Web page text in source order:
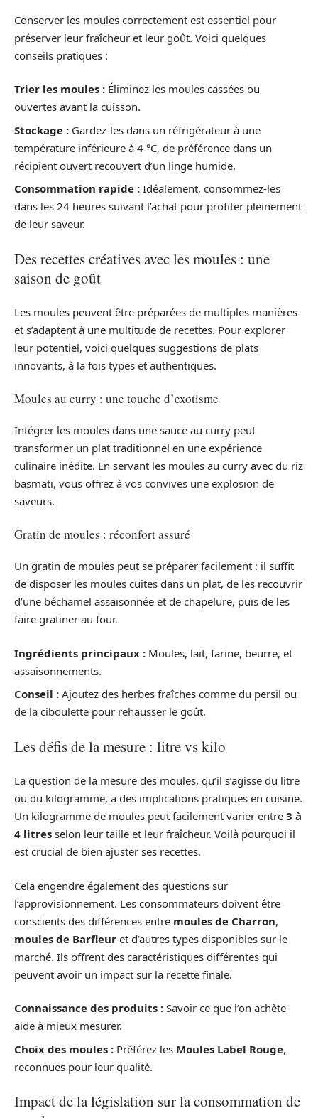
Conserver les moules correctement est essentiel pour
préserver leur fraîcheur et leur goût. Voici quelques
conseils pratiques :
Trier les moules : Éliminez les moules cassées ou
ouvertes avant la cuisson.
Stockage : Gardez-les dans un réfrigérateur à une
température inférieure à 4 °C, de préférence dans un
récipient ouvert recouvert d’un linge humide.
Consommation rapide : Idéalement, consommez-les
dans les 24 heures suivant l’achat pour profiter pleinement
de leur saveur.
Des recettes créatives avec les moules : une
saison de goût
Les moules peuvent être préparées de multiples manières
et s’adaptent à une multitude de recettes. Pour explorer
leur potentiel, voici quelques suggestions de plats
innovants, à la fois types et authentiques.
Moules au curry : une touche d’exotisme
Intégrer les moules dans une sauce au curry peut
transformer un plat traditionnel en une expérience
culinaire inédite. En servant les moules au curry avec du riz
basmati, vous offrez à vos convives une explosion de
saveurs.
Gratin de moules : réconfort assuré
Un gratin de moules peut se préparer facilement : il suffit
de disposer les moules cuites dans un plat, de les recouvrir
d’une béchamel assaisonnée et de chapelure, puis de les
faire gratiner au four.
Ingrédients principaux : Moules, lait, farine, beurre, et
assaisonnements.
Conseil : Ajoutez des herbes fraîches comme du persil ou
de la ciboulette pour rehausser le goût.
Les défis de la mesure : litre vs kilo
La question de la mesure des moules, qu’il s’agisse du litre
ou du kilogramme, a des implications pratiques en cuisine.
Un kilogramme de moules peut facilement varier entre 3 à
4 litres selon leur taille et leur fraîcheur. Voilà pourquoi il
est crucial de bien ajuster ses recettes.
Cela engendre également des questions sur
l’approvisionnement. Les consommateurs doivent être
conscients des différences entre moules de Charron,
moules de Barfleur et d’autres types disponibles sur le
marché. Ils offrent des caractéristiques différentes qui
peuvent avoir un impact sur la recette finale.
Connaissance des produits : Savoir ce que l’on achète
aide à mieux mesurer.
Choix des moules : Préférez les Moules Label Rouge,
reconnues pour leur qualité.
Impact de la législation sur la consommation de